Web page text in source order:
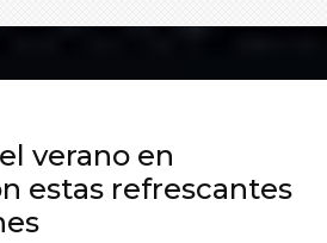
verano en
estas refrescantes